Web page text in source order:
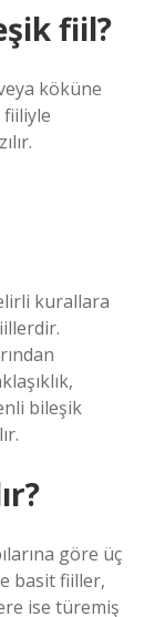
fiil?
köküne
fiiliyle
kurallara
bileşik
göre üç
basit fiiller,
ise türemiş